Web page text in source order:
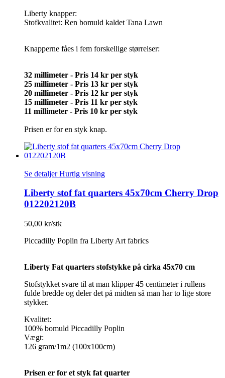
Liberty knapper:
Stofkvalitet: Ren bomuld kaldet Tana Lawn
Knapperne fåes i fem forskellige størrelser:
32 millimeter - Pris 14 kr per styk
25 millimeter - Pris 13 kr per styk
20 millimeter - Pris 12 kr per styk
15 millimeter - Pris 11 kr per styk
11 millimeter - Pris 10 kr per styk
Prisen er for en styk knap.
Se detaljerHurtig visning
Liberty stof fat quarters 45x70cm Cherry Drop
012202120B
50,00 kr/stk
Piccadilly Poplin fra Liberty Art fabrics
Liberty Fat quarters stofstykke på cirka 45x70 cm
Stofstykket svare til at man klipper 45 centimeter i rullens
fulde bredde og deler det på midten så man har to lige store
stykker.
Kvalitet:
100% bomuld Piccadilly Poplin
Vægt:
126 gram/1m2 (100x100cm)
Prisen er for et styk fat quarter